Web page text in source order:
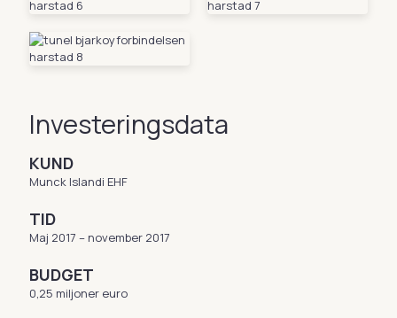
Investeringsdata
KUND
Munck Islandi EHF
TID
Maj 2017 – november 2017
BUDGET
0,25 miljoner euro